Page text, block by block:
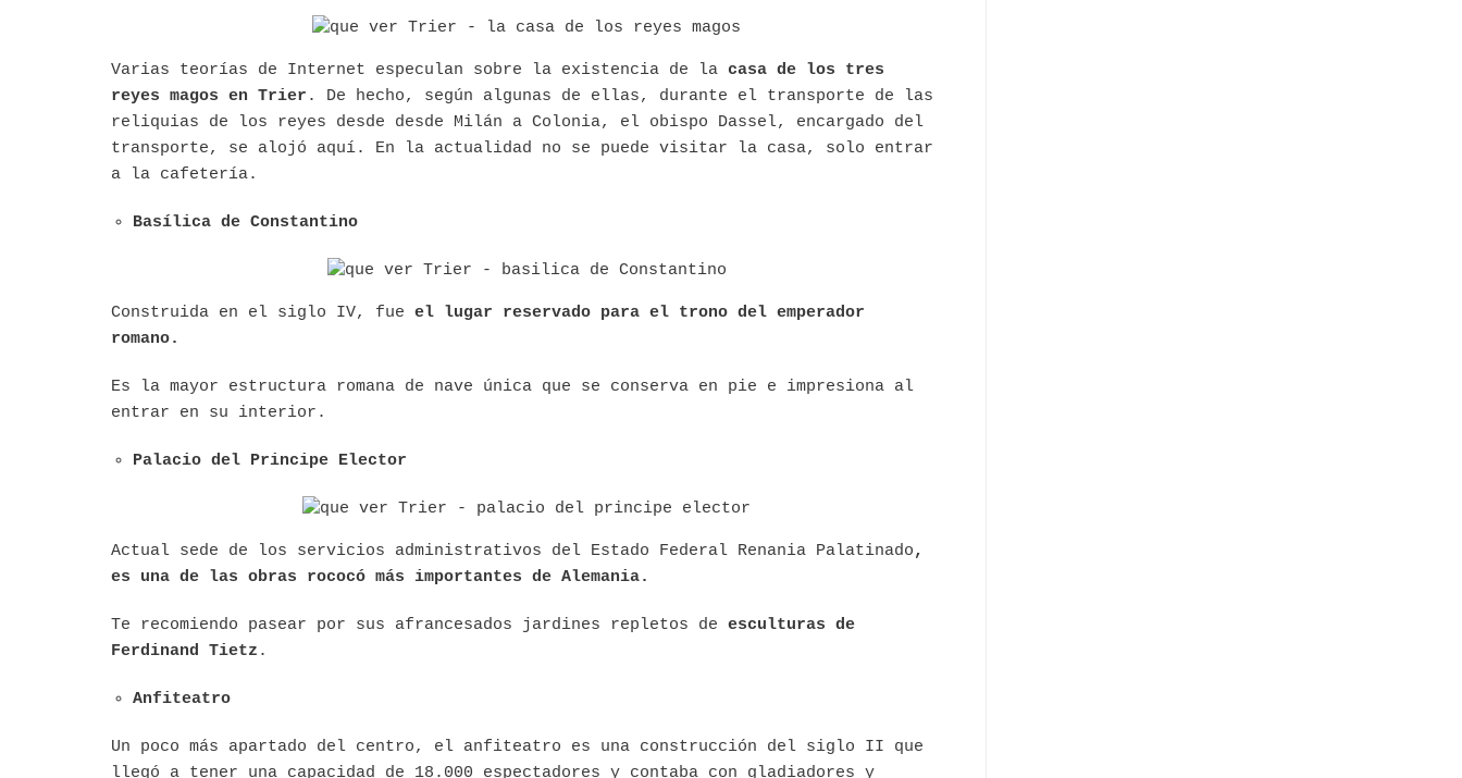
Varias teorías de Internet especulan sobre la existencia de la casa de los tres
reyes magos en Trier . De hecho, según algunas de ellas, durante el transporte de las
reliquias de los reyes desde desde Milán a Colonia, el obispo Dassel, encargado del
transporte, se alojó aquí. En la actualidad no se puede visitar la casa, solo entrar
a la cafetería.
Basílica de Constantino
Construida en el siglo IV, fue el lugar reservado para el trono del emperador
romano.
Es la mayor estructura romana de nave única que se conserva en pie e impresiona al
entrar en su interior.
Palacio del Principe Elector
Actual sede de los servicios administrativos del Estado Federal Renania Palatinado,
es una de las obras rococó más importantes de Alemania.
Te recomiendo pasear por sus afrancesados jardines repletos de esculturas de
Ferdinand Tietz .
Anfiteatro
Un poco más apartado del centro, el anfiteatro es una construcción del siglo II que
llegó a tener una capacidad de 18.000 espectadores y contaba con gladiadores y